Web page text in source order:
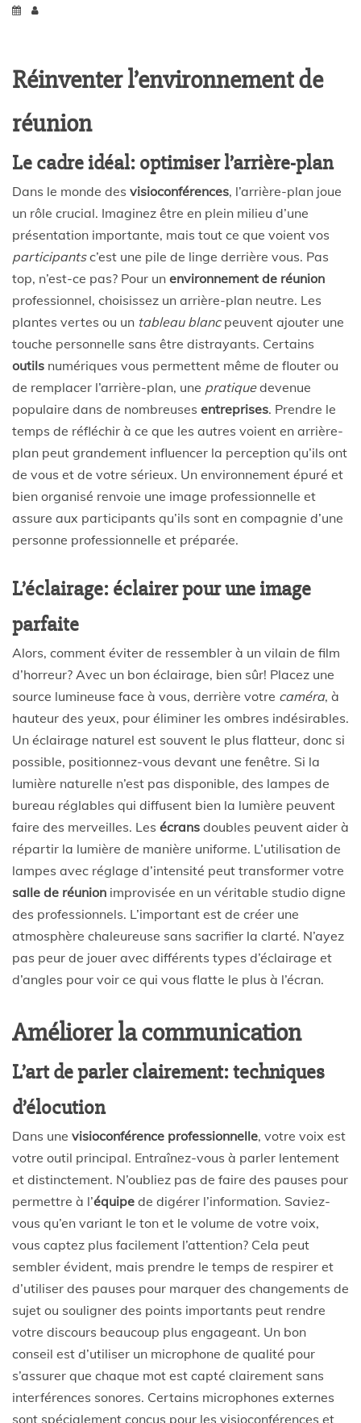
Réinventer l’environnement de
réunion
Le cadre idéal: optimiser l’arrière-plan
Dans le monde des visioconférences, l’arrière-plan joue
un rôle crucial. Imaginez être en plein milieu d’une
présentation importante, mais tout ce que voient vos
participantsc’est une pile de linge derrière vous. Pas
top, n’est-ce pas? Pour un environnement de réunion
professionnel, choisissez un arrière-plan neutre. Les
plantes vertes ou un tableau blancpeuvent ajouter une
touche personnelle sans être distrayants. Certains
outils numériques vous permettent même de flouter ou
de remplacer l’arrière-plan, une pratiquedevenue
populaire dans de nombreuses entreprises. Prendre le
temps de réfléchir à ce que les autres voient en arrière-
plan peut grandement influencer la perception qu’ils ont
de vous et de votre sérieux. Un environnement épuré et
bien organisé renvoie une image professionnelle et
assure aux participants qu’ils sont en compagnie d’une
personne professionnelle et préparée.
L’éclairage: éclairer pour une image
parfaite
Alors, comment éviter de ressembler à un vilain de film
d’horreur? Avec un bon éclairage, bien sûr! Placez une
source lumineuse face à vous, derrière votre caméra, à
hauteur des yeux, pour éliminer les ombres indésirables.
Un éclairage naturel est souvent le plus flatteur, donc si
possible, positionnez-vous devant une fenêtre. Si la
lumière naturelle n’est pas disponible, des lampes de
bureau réglables qui diffusent bien la lumière peuvent
faire des merveilles. Les écrans doubles peuvent aider à
répartir la lumière de manière uniforme. L’utilisation de
lampes avec réglage d’intensité peut transformer votre
salle de réunion improvisée en un véritable studio digne
des professionnels. L’important est de créer une
atmosphère chaleureuse sans sacrifier la clarté. N’ayez
pas peur de jouer avec différents types d’éclairage et
d’angles pour voir ce qui vous flatte le plus à l’écran.
Améliorer la communication
L’art de parler clairement: techniques
d’élocution
Dans une visioconférence professionnelle, votre voix est
votre outil principal. Entraînez-vous à parler lentement
et distinctement. N’oubliez pas de faire des pauses pour
permettre à l’équipe de digérer l’information. Saviez-
vous qu’en variant le ton et le volume de votre voix,
vous captez plus facilement l’attention? Cela peut
sembler évident, mais prendre le temps de respirer et
d’utiliser des pauses pour marquer des changements de
sujet ou souligner des points importants peut rendre
votre discours beaucoup plus engageant. Un bon
conseil est d’utiliser un microphone de qualité pour
s’assurer que chaque mot est capté clairement sans
interférences sonores. Certains microphones externes
sont spécialement conçus pour les visioconférences et